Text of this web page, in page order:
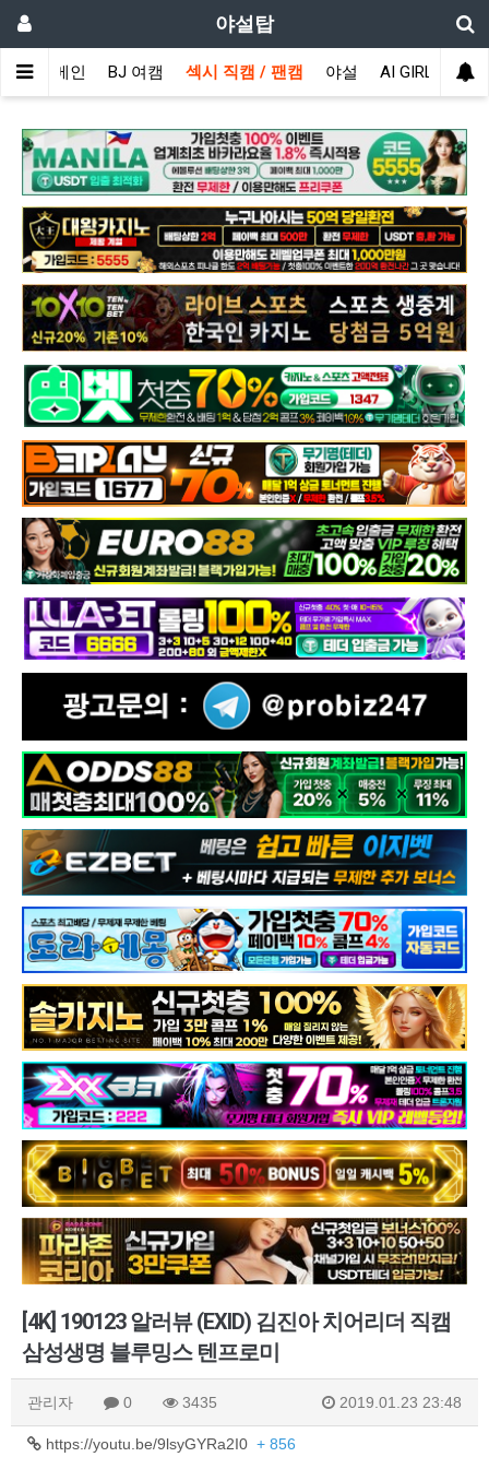
야설탑
메인 BJ 여캠 섹시 직캠 / 팬캠 야설 AI GIRL
[4K] 190123 알러뷰 (EXID) 김진아 치어리더 직캠
삼성생명 블루밍스 텐프로미
관리자 0 3435 2019.01.23 23:48
https://youtu.be/9lsyGYRa2I0 + 856